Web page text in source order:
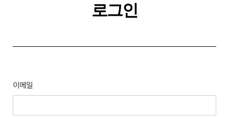
로그인
이메일